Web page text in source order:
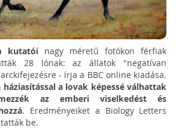
kutatóinagy méretű fotókon férfiak
28 lónak: az állatok "negatívan
- írja a BBC online kiadása.
háziasítással a lovak képessé válhattak
az emberi viselkedést és
. Eredményeiket a Biology Letters
be.